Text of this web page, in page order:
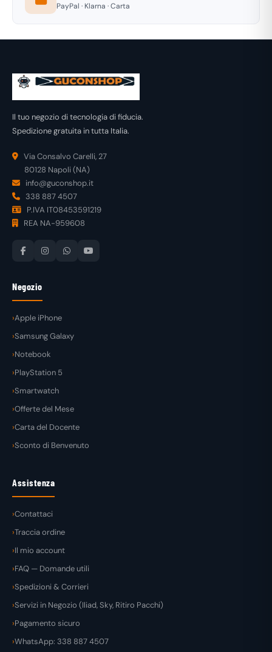
PayPal · Klarna · Carta
Il tuo negozio di tecnologia di fiducia.
Spedizione gratuita in tutta Italia.
Via Consalvo Carelli, 27
80128 Napoli (NA)
info@guconshop.it
338 887 4507
P.IVA IT08453591219
REA NA-959608
Negozio
Apple iPhone
Samsung Galaxy
Notebook
PlayStation 5
Smartwatch
Offerte del Mese
Carta del Docente
Sconto di Benvenuto
Assistenza
Contattaci
Traccia ordine
Il mio account
FAQ — Domande utili
Spedizioni & Corrieri
Servizi in Negozio (Iliad, Sky, Ritiro Pacchi)
Pagamento sicuro
WhatsApp: 338 887 4507